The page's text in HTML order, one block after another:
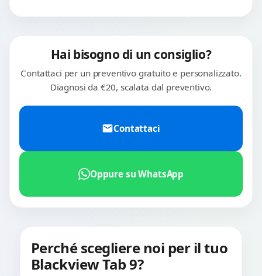
Hai bisogno di un consiglio?
Contattaci per un preventivo gratuito e personalizzato.
Diagnosi da €20, scalata dal preventivo.
Contattaci
Oppure su WhatsApp
Perché scegliere noi per il tuo
Blackview Tab 9?